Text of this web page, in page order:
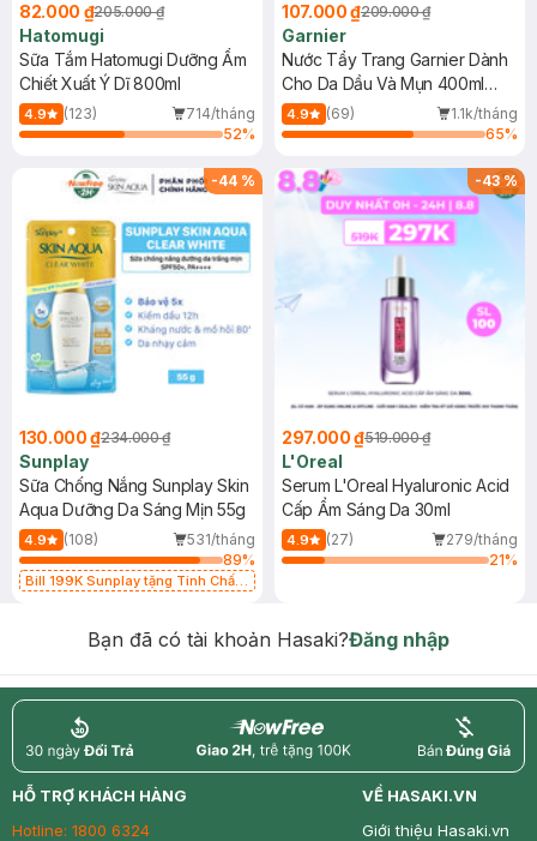
82.000 ₫205.000 ₫
Hatomugi
Sữa Tắm Hatomugi Dưỡng Ẩm
Chiết Xuất Ý Dĩ 800ml
4.9 (123)
714/tháng
52%
107.000 ₫209.000 ₫
Garnier
Nước Tẩy Trang Garnier Dành
Cho Da Dầu Và Mụn 400ml
(Mới)
4.9 (69)
1.1k/tháng
65%
-44 %
130.000 ₫234.000 ₫
Sunplay
Sữa Chống Nắng Sunplay Skin
Aqua Dưỡng Da Sáng Mịn 55g
4.9 (108)
531/tháng
89%
Bill 199K Sunplay tặng Tinh Chất
-43%
297.000 ₫519.000 ₫
L'Oreal
Serum L'Oreal Hyaluronic Acid
Cấp Ẩm Sáng Da 30ml
4.9 (27)
279/tháng
21%
Bạn đã có tài khoản Hasaki?Đăng nhập
return nowfree price
HỖ TRỢ KHÁCH HÀNG
Hotline: 1800 6324
VỀ HASAKI.VN
Giới thiệu Hasaki.vn